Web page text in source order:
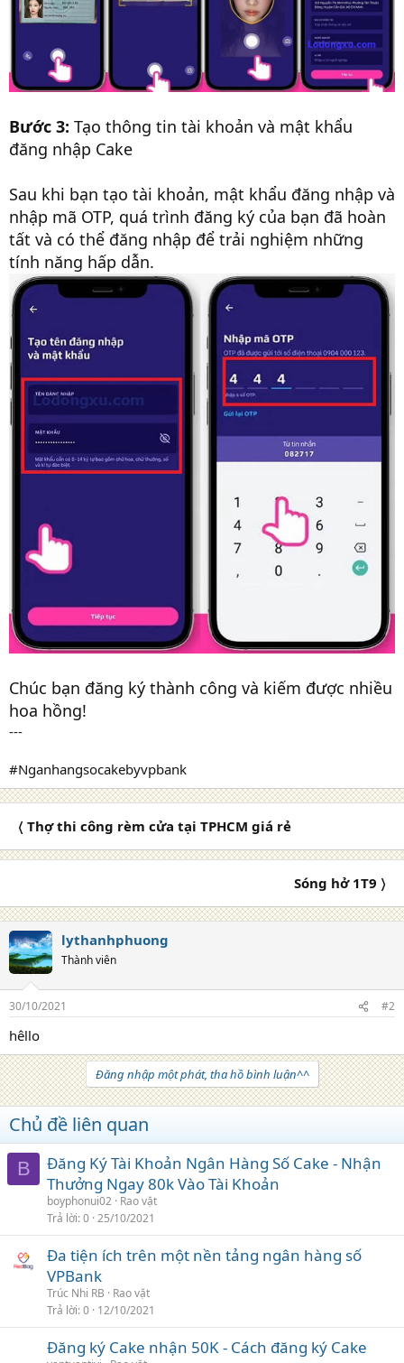
Bước 3: Tạo thông tin tài khoản và mật khẩu
đăng nhập Cake
Sau khi bạn tạo tài khoản, mật khẩu đăng nhập và
nhập mã OTP, quá trình đăng ký của bạn đã hoàn
tất và có thể đăng nhập để trải nghiệm những
tính năng hấp dẫn.
Chúc bạn đăng ký thành công và kiếm được nhiều
hoa hồng!
---
#Nganhangsocakebyvpbank
〈 Thợ thi công rèm cửa tại TPHCM giá rẻ
Sóng hở 1T9 〉
lythanhphuong
Thành viên
30/10/2021 #2
hêllo
Đăng nhập một phát, tha hồ bình luận^^
Chủ đề liên quan
B
Đăng Ký Tài Khoản Ngân Hàng Số Cake - Nhận
Thưởng Ngay 80k Vào Tài Khoản
boyphonui02 Rao vặt
Trả lời 0 25/10/2021
Đa tiện ích trên một nền tảng ngân hàng số
VPBank
Trúc Nhi RB
Rao vặt
Trả lời 0 12/10/2021
Đăng ký Cake nhận 50K - Cách đăng ký Cake